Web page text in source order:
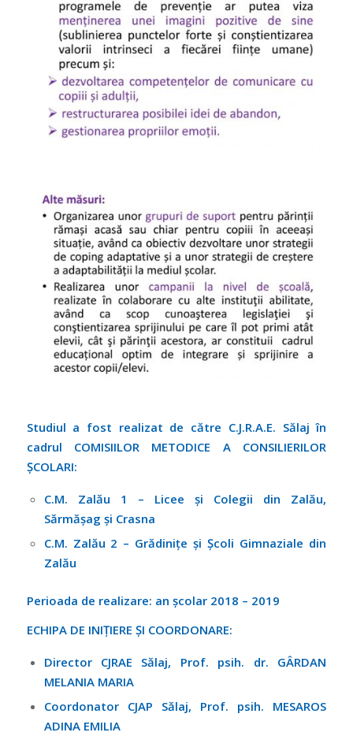
Studiul a fost realizat de către C.J.R.A.E. Sălaj în
cadrul COMISIILOR METODICE A CONSILIERILOR
ȘCOLARI:
C.M. Zalău 1 – Licee și Colegii din Zalău,
Sărmășag și Crasna
C.M. Zalău 2 – Grădinițe și Școli Gimnaziale din
Zalău
Perioada de realizare: an școlar 2018 – 2019
ECHIPA DE INIȚIERE ȘI COORDONARE:
Director CJRAE Sălaj, Prof. psih. dr. GÂRDAN
MELANIA MARIA
Coordonator CJAP Sălaj, Prof. psih. MESAROS
ADINA EMILIA